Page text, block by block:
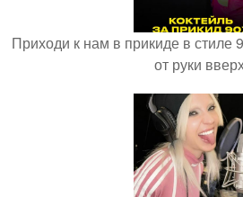
Приходи к нам в прикиде в стиле
от руки